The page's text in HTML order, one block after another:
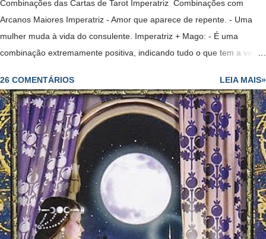
Combinações das Cartas de Tarot Imperatriz Combinações com
Arcanos Maiores Imperatriz - Amor que aparece de repente. - Uma
mulher muda à vida do consulente. Imperatriz + Mago: - É uma
combinação extremamente positiva, indicando tudo o que tem a ver
habilidades. - Diplomacia leva ao sucesso. - Par romântico e
harmonioso. - Uma relação muito romântica e sensual. No amor : -
Mostra o início de um relacionamento ou o fortalecimento de um já
existente. -Paixão. -Sucesso para engravidar se esse for o desejo.
Na saúde : -Boa saúde em geral. No dinheiro: - Vida folgada graças
à grande competência que o consulente tem no campo em que
trabalha. - Pessoa com grande potencial. No trabalho : - Para o
consulente desempregado, virá um trabalho muito bem renumerado.
- Para quem está empregado, anuncia aumento de salário ou
melhorias substancia...
26 COMENTÁRIOS LEIA MAIS»